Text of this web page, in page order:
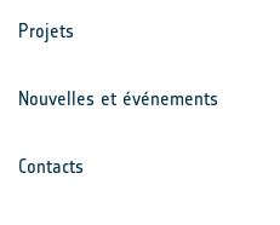
Projets
Nouvelles et événements
Contacts